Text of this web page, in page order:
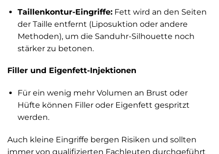
Taillenkontur-Eingriffe:Fett wird an den Seiten
der Taille entfernt (Liposuktion oder andere
Methoden), um die Sanduhr-Silhouette noch
stärker zu betonen.
Filler und Eigenfett-Injektionen
Für ein wenig mehr Volumen an Brust oder
Hüfte können Filler oder Eigenfett gespritzt
werden.
Auch kleine Eingriffe bergen Risiken und sollten
immer von qualifizierten Fachleuten durchgeführt